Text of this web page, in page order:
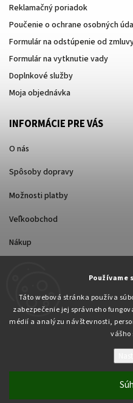
Používame
Táto webová stránka používa
zabezpečenie jej správneho
médií a analýzu návštevnosti,
vášho
Reklamačný poriadok
Poučenie o ochrane osobných
Formulár na odstúpenie od
Formulár na vytknutie vady
Doplnkové služby
Moja objednávka
INFORMÁCIE PRE VÁS
O nás
Spôsoby dopravy
Možnosti platby
Veľkoobchod
Nákup
Copyright 2026
Upraviť